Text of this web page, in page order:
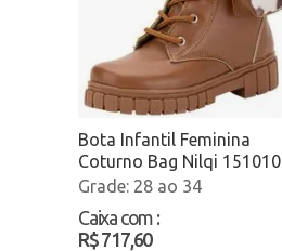
Bota Infantil Feminina
Coturno Bag Nilqi 151010
Caramelo Atacado
28 ao 34
Caixa com :
R$ 717,60